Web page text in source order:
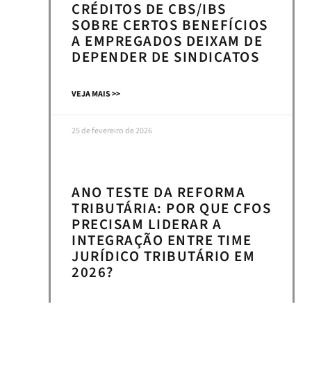
CRÉDITOS DE CBS/IBS
SOBRE CERTOS BENEFÍCIOS
A EMPREGADOS DEIXAM DE
DEPENDER DE SINDICATOS
VEJA MAIS >>
25 de fevereiro de 2026
ANO TESTE DA REFORMA
TRIBUTÁRIA: POR QUE CFOS
PRECISAM LIDERAR A
INTEGRAÇÃO ENTRE TIME
JURÍDICO TRIBUTÁRIO EM
2026?